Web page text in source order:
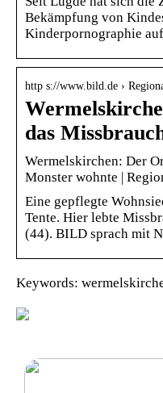
Bekämpfung von
Kinderpornographie
http s://www.bild.de ›
das
Wermelskirchen: Der
Monster wohnte |
Eine gepflegte
Tente. Hier lebte
(44). BILD sprach mit
Keywords: